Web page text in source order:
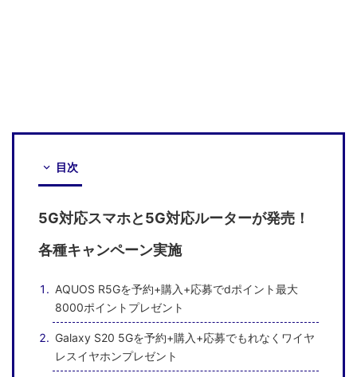
目次
5G対応スマホと5G対応ルーターが発売！
各種キャンペーン実施
AQUOS R5Gを予約+購入+応募でdポイント最大
8000ポイントプレゼント
Galaxy S20 5Gを予約+購入+応募でもれなくワイヤ
レスイヤホンプレゼント